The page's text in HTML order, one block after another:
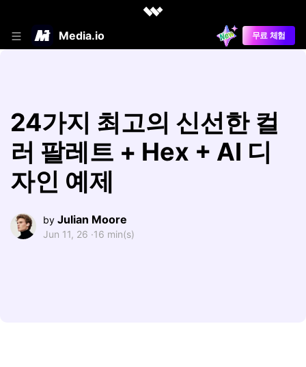
Media.io 무료 체험
24가지 최고의 신선한 컬
러 팔레트 + Hex + AI 디
자인 예제
by Julian Moore
Jun 11, 26 ·16 min(s)